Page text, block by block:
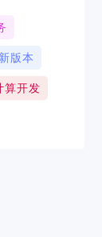
版本
算开发